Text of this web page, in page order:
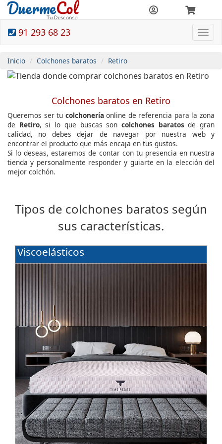
91 293 68 23
Inicio Colchones baratos Retiro
Colchones baratos en Retiro
Queremos ser tu colchoneríaonline de referencia para la zona
de Retiro, si lo que buscas son colchones baratosde gran
calidad, no debes dejar de navegar por nuestra web y
encontrar el producto que más encaja en tus gustos.
Si lo deseas, estaremos de contar con tu presencia en nuestra
tienda y personalmente responder y guiarte en la elección del
mejor colchón.
Tipos de colchones baratos según
sus características.
Viscoelásticos